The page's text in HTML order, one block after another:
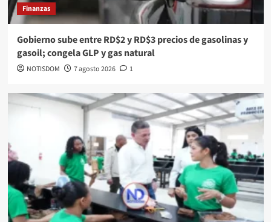
Finanzas
Gobierno sube entre RD$2 y RD$3 precios de gasolinas y
gasoil; congela GLP y gas natural
NOTISDOM 7 agosto 2026 1